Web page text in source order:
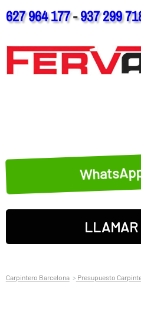
627 964 177-937 299
LLAMAR
Carpintero Barcelona Presupuesto